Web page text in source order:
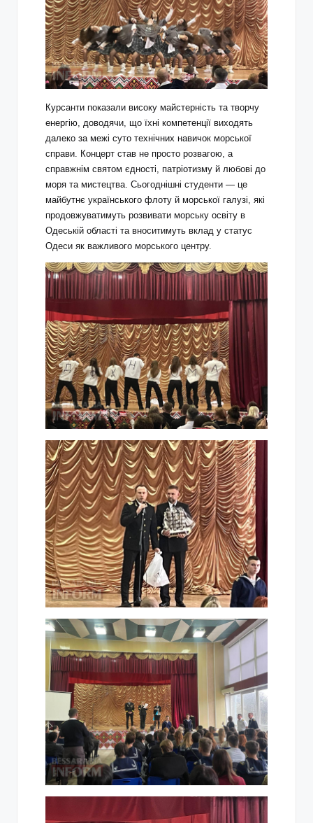
Курсанти показали високу майстерність та творчу
енергію, доводячи, що їхні компетенції виходять
далеко за межі суто технічних навичок морської
справи. Концерт став не просто розвагою, а
справжнім святом єдності, патріотизму й любові до
моря та мистецтва. Сьогоднішні студенти — це
майбутнє українського флоту й морської галузі, які
продовжуватимуть розвивати морську освіту в
Одеській області та вноситимуть вклад у статус
Одеси як важливого морського центру.